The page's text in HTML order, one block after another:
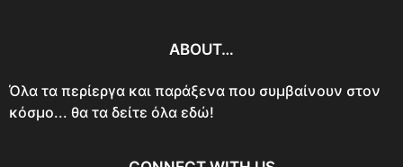
ABOUT…
Όλα τα περίεργα και παράξενα που συμβαίνουν στον
κόσμο... θα τα δείτε όλα εδώ!